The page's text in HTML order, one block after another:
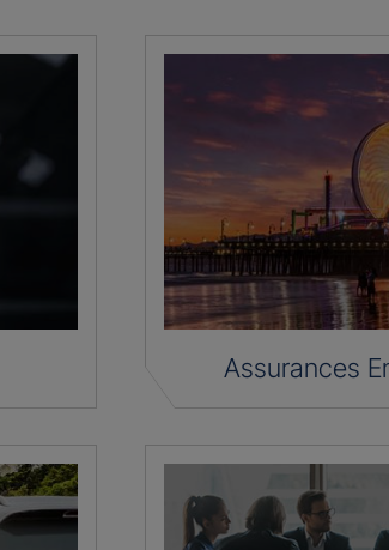
Assurances